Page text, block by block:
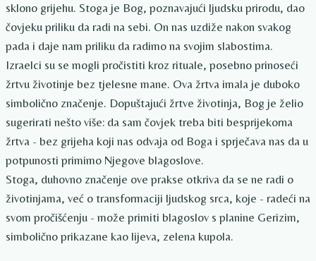
sklono grijehu. Stoga je Bog, poznavajući ljudsku prirodu, dao
čovjeku priliku da radi na sebi. On nas uzdiže nakon svakog
pada i daje nam priliku da radimo na svojim slabostima.
Izraelci su se mogli pročistiti kroz rituale, posebno prinoseći
žrtvu životinje bez tjelesne mane. Ova žrtva imala je duboko
simbolično značenje. Dopuštajući žrtve životinja, Bog je želio
sugerirati nešto više: da sam čovjek treba biti besprijekorna
žrtva - bez grijeha koji nas odvaja od Boga i sprječava nas da u
potpunosti primimo Njegove blagoslove.
Stoga, duhovno značenje ove prakse otkriva da se ne radi o
životinjama, već o transformaciji ljudskog srca, koje - radeći na
svom pročišćenju - može primiti blagoslov s planine Gerizim,
simbolično prikazane kao lijeva, zelena kupola.